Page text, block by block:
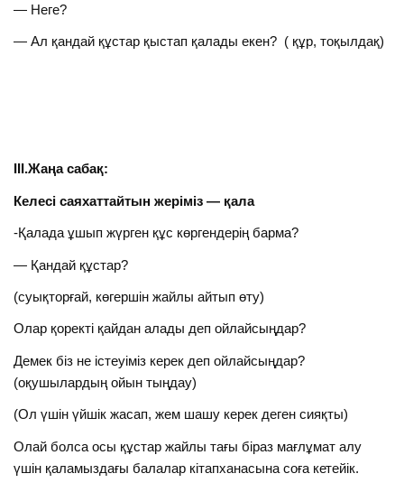
— Неге?
— Ал қандай құстар қыстап қалады екен? ( құр, тоқылдақ)
.Жаңа сабақ:
Келесі саяхаттайтын жеріміз — қала
-Қалада ұшып жүрген құс көргендерің барма?
— Қандай құстар?
(суықторғай, көгершін жайлы айтып өту)
Олар қоректі қайдан алады деп ойлайсыңдар?
Демек біз не істеуіміз керек деп ойлайсыңдар?
(оқушылардың ойын тыңдау)
(Ол үшін үйшік жасап, жем шашу керек деген сияқты)
Олай болса осы құстар жайлы тағы біраз мағлұмат алу
үшін қаламыздағы балалар кітапханасына соға кетейік.